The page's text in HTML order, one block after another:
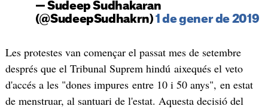
— Sudeep Sudhakaran
(@SudeepSudhakrn)1 de gener de 2019
Les protestes van començar el passat mes de setembre
després que el Tribunal Suprem hindú aixequés el veto
d'accés a les "dones impures entre 10 i 50 anys", en estat
de menstruar, al santuari de l'estat. Aquesta decisió del